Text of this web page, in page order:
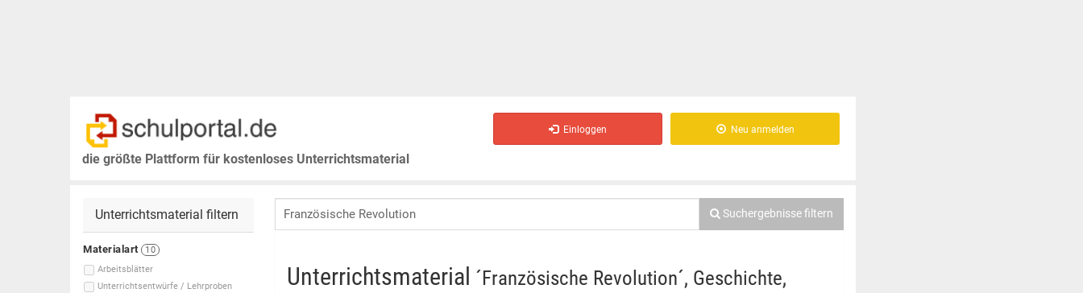
die größte Plattform für kostenloses Unterrichtsmaterial
Einloggen Neu anmelden
Unterrichtsmaterial filtern
Materialart
10
Arbeitsblätter
Unterrichtsentwürfe / Lehrproben
Suchergebnisse filtern
Unterrichtsmaterial ´Französische Revolution´, Geschichte,